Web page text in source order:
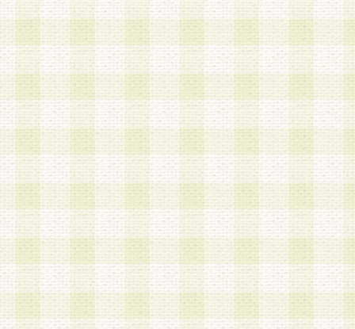
a.本サービスに係る謝礼、景品、調査サンプル品
b.会員からの電話、メール等の問い合わせなどへ
c.モバイルリサーチ、またはグループ形式による
実施もしくは運営
d.その他これらに付随する業務
4.会員は、住所、電話番号その他の登録情報につ
合は、速やかに当社所定の変更手続きを行うもの
5.当社は、必要と認めた場合、会員に対して、電
手段により登録情報の対象者が会員登録者本人で
の内容が正確であること、アンケートの回答内容
うことができるものとます。
6.会員は、会員登録後当社が定期的に行う登録情
して、当社指定の期間内に更新手続きを行うもの
該期間内に更新手続きを行わない場合、その時点
発行したポイントは失効されるものとします。